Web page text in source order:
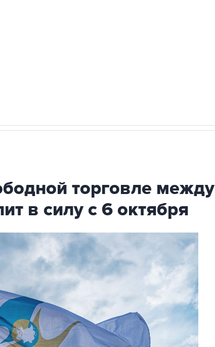
торговле между
в силу с 6 октября